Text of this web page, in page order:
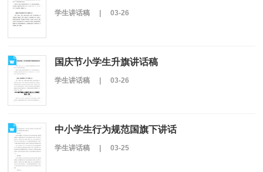
学生讲话稿 | 03-26
国庆节小学生升旗讲话稿
学生讲话稿 | 03-26
中小学生行为规范国旗下讲话
学生讲话稿 | 03-25